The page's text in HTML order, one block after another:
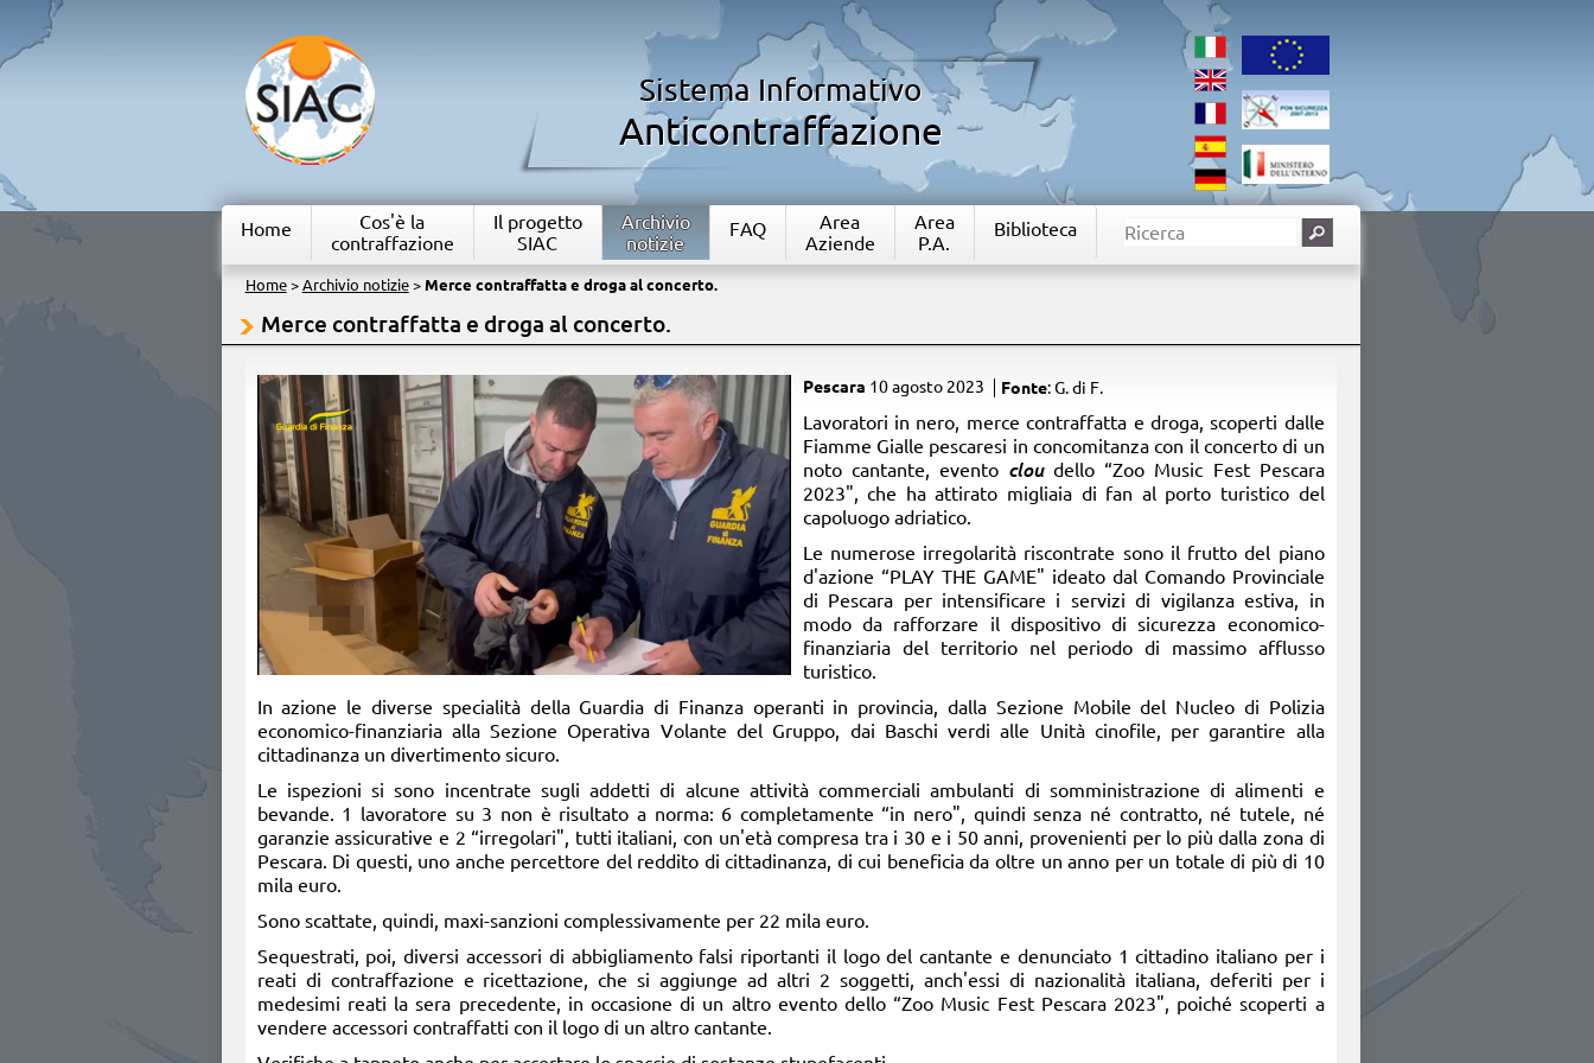
Sistema Informativo
Anticontraffazione
Home
Cos'è la
contraffazione
Il progetto
SIAC
Archivio
notizie
FAQ
Area
Aziende
Area
P.A.
Biblioteca
Home> Archivio notizie> Merce contraffatta e droga al concerto.
Merce contraffatta e droga al concerto.
Pescara 10 agosto 2023 Fonte: G. di F.
Lavoratori in nero, merce contraffatta e droga, scoperti dalle
Fiamme Gialle pescaresi in concomitanza con il concerto di un
noto cantante, evento cloudello “Zoo Music Fest Pescara
2023", che ha attirato migliaia di fan al porto turistico del
capoluogo adriatico.
Le numerose irregolarità riscontrate sono il frutto del piano
d'azione “PLAY THE GAME" ideato dal Comando Provinciale
di Pescara per intensificare i servizi di vigilanza estiva, in
modo da rafforzare il dispositivo di sicurezza economico-
finanziaria del territorio nel periodo di massimo afflusso
turistico.
In azione le diverse specialità della Guardia di Finanza operanti in provincia, dalla Sezione Mobile del Nucleo di Polizia
economico-finanziaria alla Sezione Operativa Volante del Gruppo, dai Baschi verdi alle Unità cinofile, per garantire alla
cittadinanza un divertimento sicuro.
Le ispezioni si sono incentrate sugli addetti di alcune attività commerciali ambulanti di somministrazione di alimenti e
bevande. 1 lavoratore su 3 non è risultato a norma: 6 completamente “in nero", quindi senza né contratto, né tutele, né
garanzie assicurative e 2 “irregolari", tutti italiani, con un'età compresa tra i 30 e i 50 anni, provenienti per lo più dalla zona di
Pescara. Di questi, uno anche percettore del reddito di cittadinanza, di cui beneficia da oltre un anno per un totale di più di 10
mila euro.
Sono scattate, quindi, maxi-sanzioni complessivamente per 22 mila euro.
Sequestrati, poi, diversi accessori di abbigliamento falsi riportanti il logo del cantante e denunciato 1 cittadino italiano per i
reati di contraffazione e ricettazione, che si aggiunge ad altri 2 soggetti, anch'essi di nazionalità italiana, deferiti per i
medesimi reati la sera precedente, in occasione di un altro evento dello “Zoo Music Fest Pescara 2023", poiché scoperti a
vendere accessori contraffatti con il logo di un altro cantante.